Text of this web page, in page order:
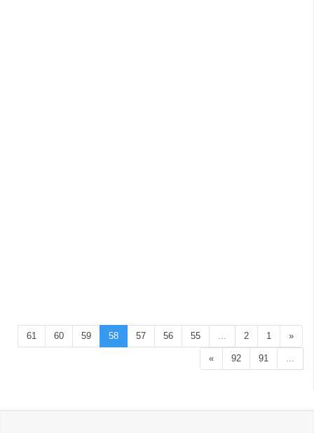
«
1
2
...
55
56
57
58
59
60
61
...
91
92
»